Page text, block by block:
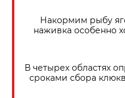
Накормим рыбу
наживка особенно
В четырех областях
сроками сбора